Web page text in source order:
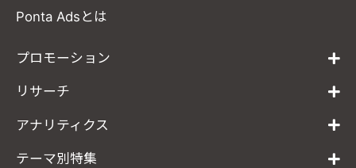
Ponta Adsとは
プロモーション
リサーチ
アナリティクス
テーマ別特集